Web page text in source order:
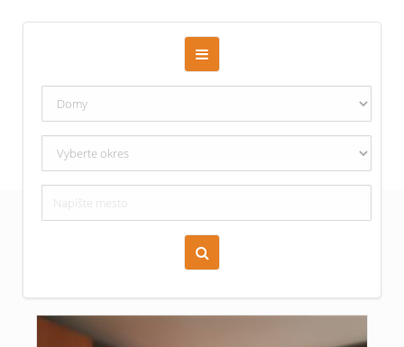
Zoraď podľa času pridania